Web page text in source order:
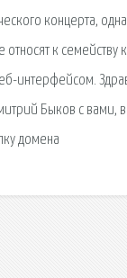
концерта,
к семейству
интерфейсом.
Быков с вами,
домена